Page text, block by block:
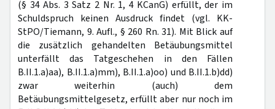
(§ 34 Abs. 3 Satz 2 Nr. 1, 4 KCanG) erfüllt, der im
Schuldspruch keinen Ausdruck findet (vgl. KK-
StPO/Tiemann, 9. Aufl., § 260 Rn. 31). Mit Blick auf
die zusätzlich gehandelten Betäubungsmittel
unterfällt das Tatgeschehen in den Fällen
B.II.1.a)aa), B.II.1.a)mm), B.II.1.a)oo) und B.II.1.b)dd)
zwar weiterhin (auch) dem
Betäubungsmittelgesetz, erfüllt aber nur noch im